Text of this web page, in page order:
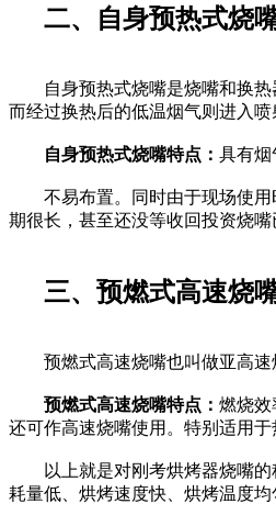
二、自身预热式烧
自身预热式烧嘴是烧嘴和换热
而经过换热后的低温烟气则进入喷
自身预热式烧嘴特点： 具有烟
不易布置。同时由于现场使用
期很长，甚至还没等收回投资烧
三、预燃式高速烧
预燃式高速烧嘴也叫做亚高速烧
预燃式高速烧嘴特点： 燃烧效
还可作高速烧嘴使用。特别适用于
以上就是对刚考烘烤器烧嘴的
耗量低、烘烤速度快、烘烤温度